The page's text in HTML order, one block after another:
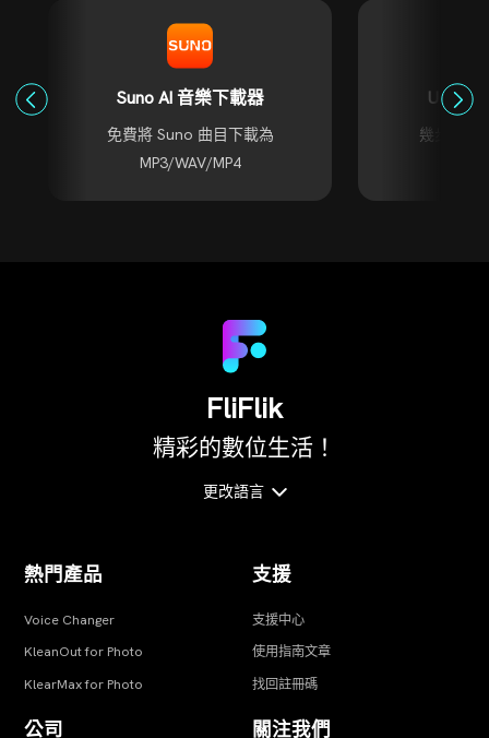
Suno AI 音樂下載器
免費將 Suno 曲目下載為
MP3/WAV/MP4
Udio AI
幾步將
FliFlik
精彩的數位生活！
更改語言
熱門產品
Voice Changer
KleanOut for Photo
KlearMax for Photo
支援
支援中心
使用指南文章
找回註冊碼
公司 關注我們